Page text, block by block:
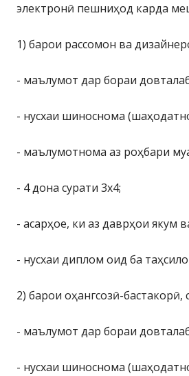
электронӣ пешниҳод карда
1) барои рассомон ва
- маълумот дар бораи
- нусхаи шиноснома
- маълумотнома аз роҳбари
- 4 дона сурати 3х4;
- асарҳое, ки аз даврҳои якум
- нусхаи диплом оид ба
2) барои оҳангсозӣ-
- маълумот дар бораи
- нусхаи шиноснома